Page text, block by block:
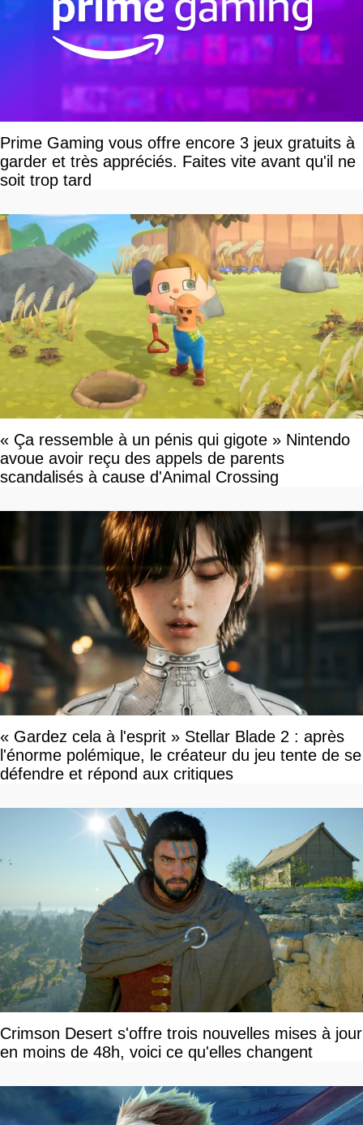
Prime Gaming vous offre encore 3 jeux gratuits à
garder et très appréciés. Faites vite avant qu'il ne
soit trop tard
« Ça ressemble à un pénis qui gigote » Nintendo
avoue avoir reçu des appels de parents
scandalisés à cause d'Animal Crossing
« Gardez cela à l'esprit » Stellar Blade 2 : après
l'énorme polémique, le créateur du jeu tente de se
défendre et répond aux critiques
Crimson Desert s'offre trois nouvelles mises à jour
en moins de 48h, voici ce qu'elles changent